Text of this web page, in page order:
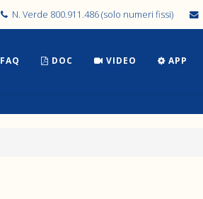
N. Verde 800.911.486 (solo numeri fissi)
FAQ DOC VIDEO APP